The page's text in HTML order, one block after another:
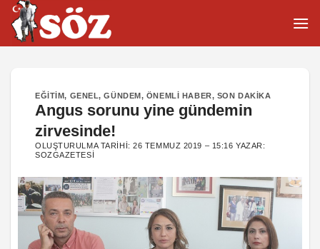
İçeriğe
atla
EĞITIM, GENEL,GÜNDEM, ÖNEMLI HABER, SON DAKIKA
Angus sorunu yine gündemin
zirvesinde!
OLUŞTURULMA TARIHI:26 TEMMUZ 2019 – 15:16 YAZAR:
SOZGAZETESI